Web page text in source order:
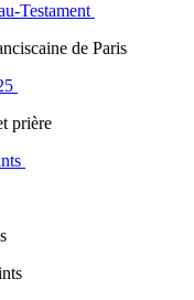
Testament
de Paris
prière